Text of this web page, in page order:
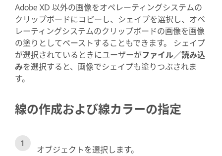
Adobe XD 以外の画像をオペレーティングシステムの
クリップボードにコピーし、シェイプを選択し、オペ
レーティングシステムのクリップボードの画像を画像
の塗りとしてペーストすることもできます。 シェイプ
が選択されているときにユーザーがファイル／読み込
みを選択すると、画像でシェイプも塗りつぶされま
す。
線の作成および線カラーの指定
オブジェクトを選択します。